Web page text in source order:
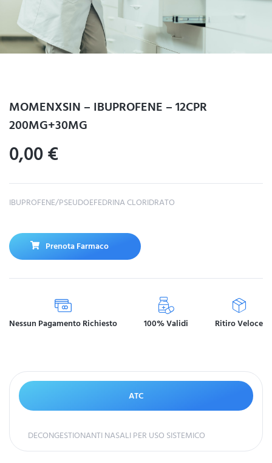
MOMENXSIN – IBUPROFENE – 12CPR
200MG+30MG
0,00€
IBUPROFENE/PSEUDOEFEDRINA CLORIDRATO
Prenota Farmaco
Nessun Pagamento Richiesto 100% Validi Ritiro Veloce
ATC
DECONGESTIONANTI NASALI PER USO SISTEMICO